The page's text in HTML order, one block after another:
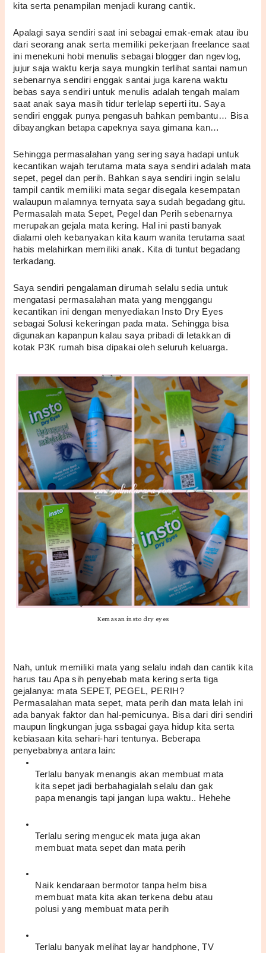
kita serta penampilan menjadi kurang cantik.
Apalagi saya sendiri saat ini sebagai emak-emak atau ibu
dari seorang anak serta memiliki pekerjaan freelance saat
ini menekuni hobi menulis sebagai blogger dan ngevlog,
jujur saja waktu kerja saya mungkin terlihat santai namun
sebenarnya sendiri enggak santai juga karena waktu
bebas saya sendiri untuk menulis adalah tengah malam
saat anak saya masih tidur terlelap seperti itu. Saya
sendiri enggak punya pengasuh bahkan pembantu… Bisa
dibayangkan betapa capeknya saya gimana kan…
Sehingga permasalahan yang sering saya hadapi untuk
kecantikan wajah terutama mata saya sendiri adalah mata
sepet, pegel dan perih. Bahkan saya sendiri ingin selalu
tampil cantik memiliki mata segar disegala kesempatan
walaupun malamnya ternyata saya sudah begadang gitu.
Permasalah mata Sepet, Pegel dan Perih sebenarnya
merupakan gejala mata kering. Hal ini pasti banyak
dialami oleh kebanyakan kita kaum wanita terutama saat
habis melahirkan memiliki anak. Kita di tuntut begadang
terkadang.
Saya sendiri pengalaman dirumah selalu sedia untuk
mengatasi permasalahan mata yang menggangu
kecantikan ini dengan menyediakan Insto Dry Eyes
sebagai Solusi kekeringan pada mata. Sehingga bisa
digunakan kapanpun kalau saya pribadi di letakkan di
kotak P3K rumah bisa dipakai oleh seluruh keluarga.
Kemasan insto dry eyes
Nah, untuk memiliki mata yang selalu indah dan cantik kita
harus tau Apa sih penyebab mata kering serta tiga
gejalanya: mata SEPET, PEGEL, PERIH?
Permasalahan mata sepet, mata perih dan mata lelah ini
ada banyak faktor dan hal-pemicunya. Bisa dari diri sendiri
maupun lingkungan juga ssbagai gaya hidup kita serta
kebiasaan kita sehari-hari tentunya. Beberapa
penyebabnya antara lain:
Terlalu banyak menangis akan membuat mata
kita sepet jadi berbahagialah selalu dan gak
papa menangis tapi jangan lupa waktu.. Hehehe
Terlalu sering mengucek mata juga akan
membuat mata sepet dan mata perih
Naik kendaraan bermotor tanpa helm bisa
membuat mata kita akan terkena debu atau
polusi yang membuat mata perih
Terlalu banyak melihat layar handphone, TV